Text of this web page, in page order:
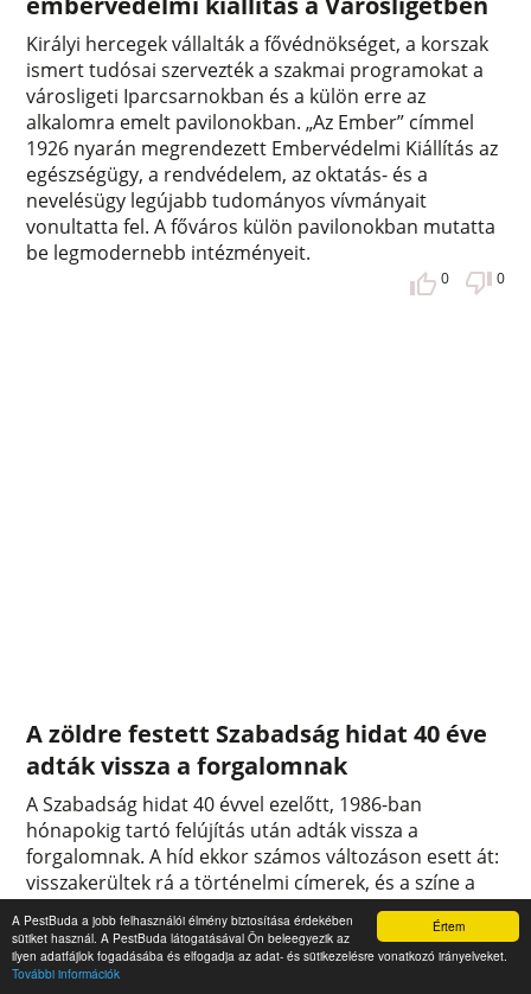
Értem
A PestBuda a jobb felhasználói élmény biztosítása érdekében
sütiket használ. A PestBuda látogatásával Ön beleegyezik az
ilyen adatfájlok fogadásába és elfogadja az adat- és sütikezelésre vonatkozó irányelveket.
További információk
Királyi hercegek vállalták a fővédnökséget, a korszak
ismert tudósai szervezték a szakmai programokat a
városligeti Iparcsarnokban és a külön erre az
alkalomra emelt pavilonokban. „Az Ember” címmel
1926 nyarán megrendezett Embervédelmi Kiállítás az
egészségügy, a rendvédelem, az oktatás- és a
nevelésügy legújabb tudományos vívmányait
vonultatta fel. A főváros külön pavilonokban mutatta
be legmodernebb intézményeit.
0 0
A zöldre festett Szabadság hidat 40 éve
adták vissza a forgalomnak
A Szabadság hidat 40 évvel ezelőtt, 1986-ban
hónapokig tartó felújítás után adták vissza a
forgalomnak. A híd ekkor számos változáson esett át:
visszakerültek rá a történelmi címerek, és a színe a
0